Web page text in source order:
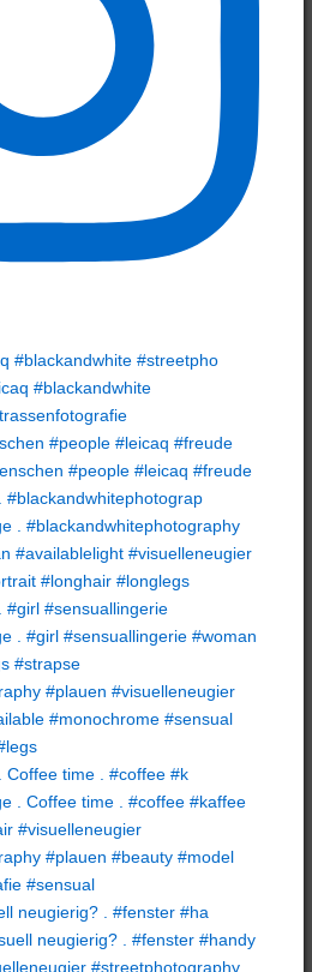
#blackandwhite #streetpho
#people #leicaq #freude
#blackandwhitephotograp
#girl #sensuallingerie
Coffee time . #coffee #k
neugierig? . #fenster #ha